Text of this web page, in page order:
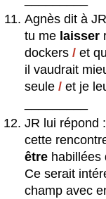
Agnès dit à
tu me laisser
dockers/et
il vaudrait
seule/ et je
JR lui répond
cette
être habillées
Ce serait
champ avec